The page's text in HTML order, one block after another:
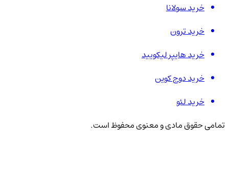
خرید سولانا
خرید ترون
خرید هایپر لیکویید
خرید دوج کوین
خرید لئو
تمامی حقوق مادی و معنوی محفوظ است.